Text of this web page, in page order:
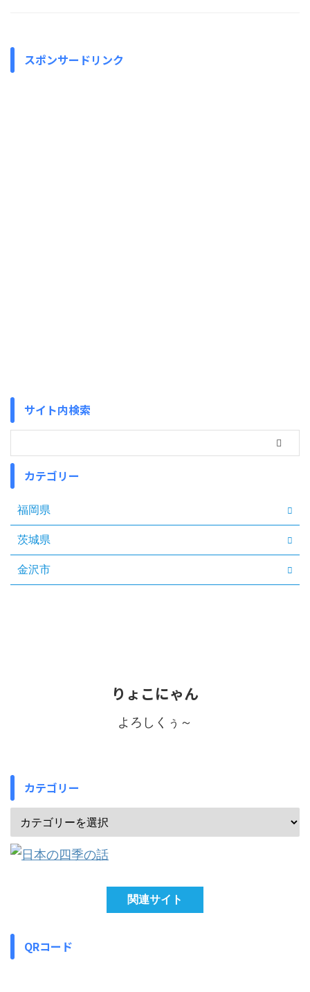
スポンサードリンク
サイト内検索
カテゴリー
福岡県
茨城県
金沢市
りょこにゃん
よろしくぅ～
カテゴリー
関連サイト
QRコード